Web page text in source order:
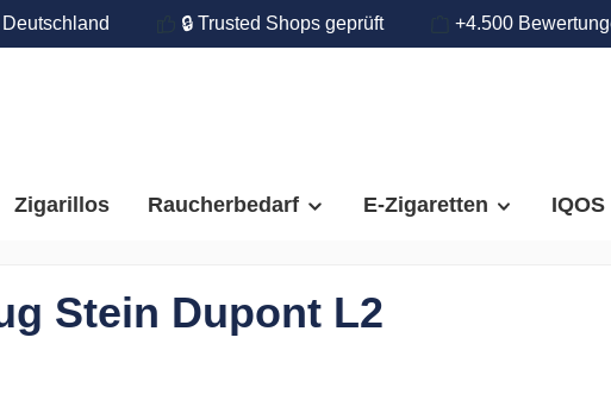
🔒 Trusted Shops geprüft +4.500
Zigarillos Raucherbedarf E-Zigaretten IQOS
Stein Dupont L2